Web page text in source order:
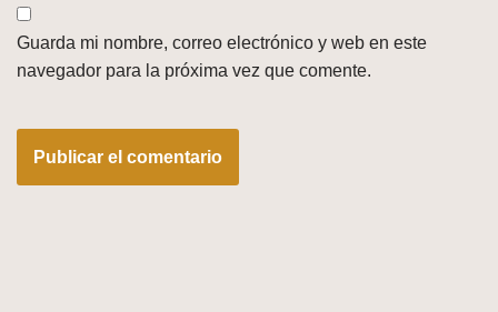
Guarda mi nombre, correo electrónico y web en este
navegador para la próxima vez que comente.